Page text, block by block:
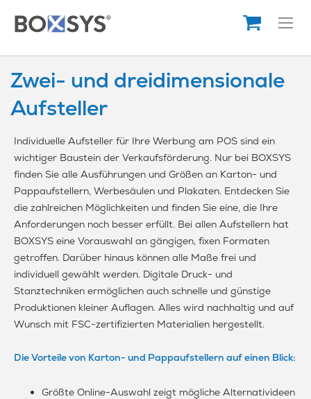
Direkt
Zwei- und dreidimensionale
Aufsteller
Individuelle Aufsteller für Ihre Werbung am POS sind ein
wichtiger Baustein der Verkaufsförderung. Nur bei BOXSYS
finden Sie alle Ausführungen und Größen an Karton- und
Pappaufstellern, Werbesäulen und Plakaten. Entdecken Sie
die zahlreichen Möglichkeiten und finden Sie eine, die Ihre
Anforderungen noch besser erfüllt. Bei allen Aufstellern hat
BOXSYS eine Vorauswahl an gängigen, fixen Formaten
getroffen. Darüber hinaus können alle Maße frei und
individuell gewählt werden. Digitale Druck- und
Stanztechniken ermöglichen auch schnelle und günstige
Produktionen kleiner Auflagen. Alles wird nachhaltig und auf
Wunsch mit FSC-zertifizierten Materialien hergestellt.
Die Vorteile von Karton- und Pappaufstellern auf einen Blick:
Größte Online-Auswahl zeigt mögliche Alternativideen